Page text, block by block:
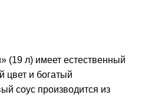
(19 л) имеет естественный
цвет и богатый
соус производится из